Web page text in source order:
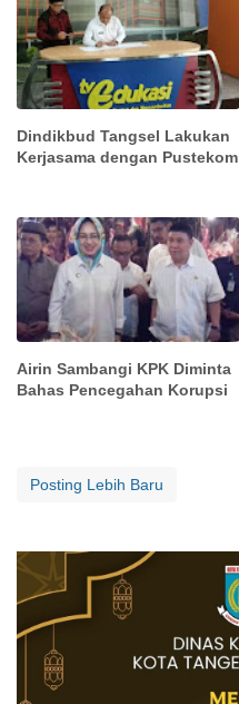
Dindikbud Tangsel Lakukan
Kerjasama dengan Pustekom
Airin Sambangi KPK Diminta
Bahas Pencegahan Korupsi
Posting Lebih Baru